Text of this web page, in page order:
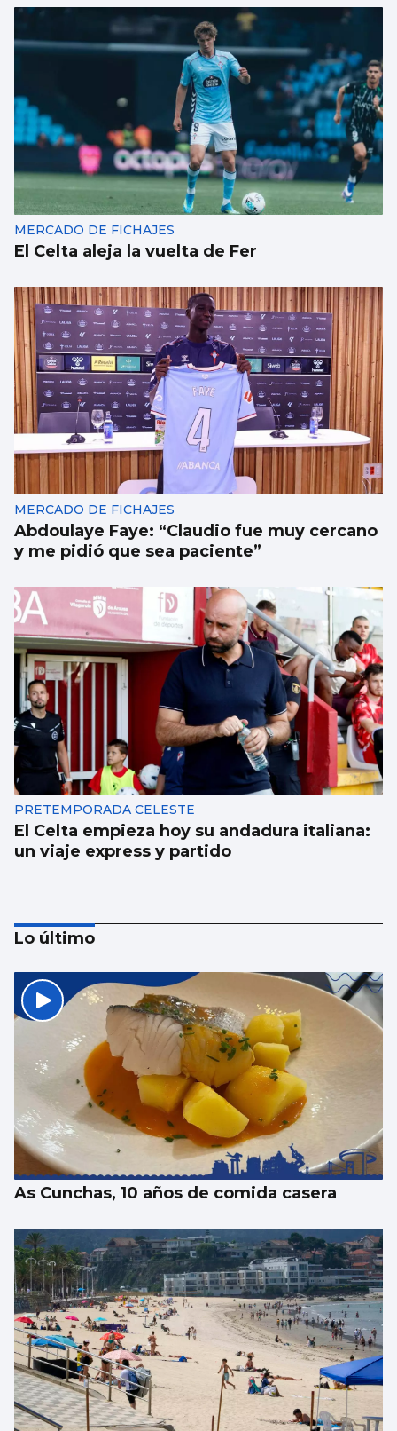
MERCADO DE FICHAJES
El Celta aleja la vuelta de Fer
MERCADO DE FICHAJES
Abdoulaye Faye: “Claudio fue muy cercano
y me pidió que sea paciente”
PRETEMPORADA CELESTE
El Celta empieza hoy su andadura italiana:
un viaje express y partido
MERCADO DE FICHAJES
Vlad Silva, tercer fichaje para el Fortuna
junto a Cuenca y Olmedo
Lo último
As Cunchas, 10 años de comida casera